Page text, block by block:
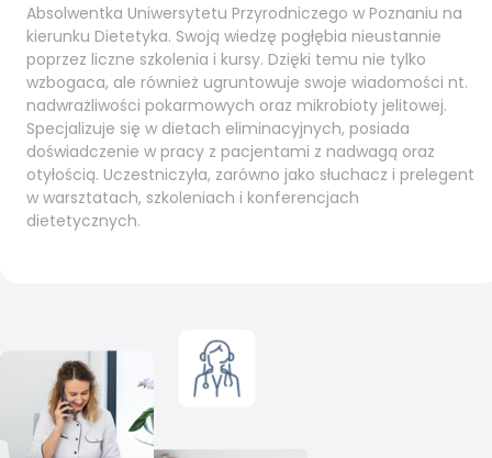
Absolwentka Uniwersytetu Przyrodniczego w Poznaniu na
kierunku Dietetyka. Swoją wiedzę pogłębia nieustannie
poprzez liczne szkolenia i kursy. Dzięki temu nie tylko
wzbogaca, ale również ugruntowuje swoje wiadomości nt.
nadwrażliwości pokarmowych oraz mikrobioty jelitowej.
Specjalizuje się w dietach eliminacyjnych, posiada
doświadczenie w pracy z pacjentami z nadwagą oraz
otyłością. Uczestniczyła, zarówno jako słuchacz i prelegent
w warsztatach, szkoleniach i konferencjach
dietetycznych.